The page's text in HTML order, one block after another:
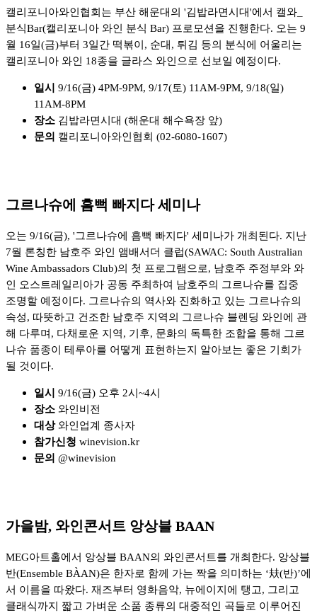
캘리포니아와인협회는 부산 해운대의 '김밥라면시대'에서 캘와_
분식Bar(캘리포니아 와인 분식 Bar) 프로모션을 진행한다. 오는 9
월 16일(금)부터 3일간 떡볶이, 순대, 튀김 등의 분식에 어울리는
캘리포니아 와인 18종을 글라스 와인으로 선보일 예정이다.
일시 9/16(금) 4PM-9PM, 9/17(토) 11AM-9PM, 9/18(일)
11AM-8PM
장소 김밥라면시대 (해운대 해수욕장 앞)
문의 캘리포니아와인협회 (02-6080-1607)
그르나슈에 흠뻑 빠지다 세미나
오는 9/16(금), '그르나슈에 흠뻑 빠지다' 세미나가 개최된다. 지난
7월 론칭한 남호주 와인 앰배서더 클럽(SAWAC: South Australian
Wine Ambassadors Club)의 첫 프로그램으로, 남호주 주정부와 와
인 오스트레일리아가 공동 주최하여 남호주의 그르나슈를 집중
조명할 예정이다. 그르나슈의 역사와 진화하고 있는 그르나슈의
속성, 따뜻하고 건조한 남호주 지역의 그르나슈 블렌딩 와인에 관
해 다루며, 다채로운 지역, 기후, 문화의 독특한 조합을 통해 그르
나슈 품종이 테루아를 어떻게 표현하는지 알아보는 좋은 기회가
될 것이다.
일시 9/16(금) 오후 2시~4시
장소 와인비전
대상와인업계 종사자
참가신청 winevision.kr
문의 @winevision
가을밤, 와인콘서트 앙상블 BAAN
MEG아트홀에서 앙상블 BAAN의 와인콘서트를 개최한다. 앙상블
반(Ensemble BÀAN)은 한자로 함께 가는 짝을 의미하는 ‘㚘(반)’에
서 이름을 따왔다. 재즈부터 영화음악, 뉴에이지에 탱고, 그리고
클래식까지 짧고 가벼운 소품 종류의 대중적인 곡들로 이루어진